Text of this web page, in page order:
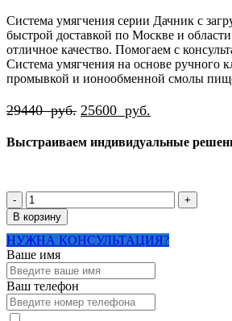
Система умягчения серии Дачник с
быстрой доставкой по Москве и
отличное качество. Помогаем с
Система умягчения на основе ручного
промывкой и ионообменной смолы
29440руб. Первоначальная
составляла
25600 руб.
25600
Выстраиваем индивидуальные
Количество
товара
Система
умягчения
серии
Дачник
с
загрузкой
Seplite
В корзину
НУЖНА КОНСУЛЬТАЦИЯ?
Ваше имя
Ваш телефон